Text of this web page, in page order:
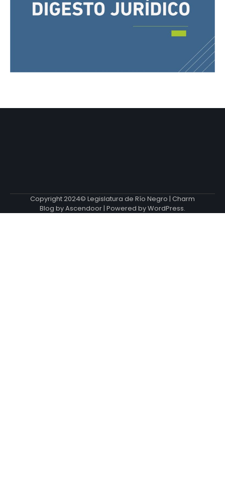
Copyright 2024© Legislatura de Río Negro | Charm
Blog byAscendoor| Powered byWordPress.